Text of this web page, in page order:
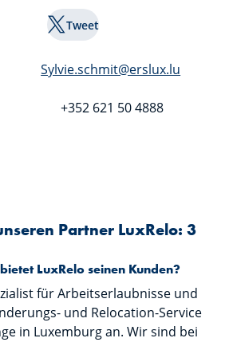
Tweet
Sylvie.schmit@erslux.lu
+352 621 50 4888
Partner LuxRelo: 3
LuxRelo seinen Kunden?
für Arbeitserlaubnisse und
und Relocation-Service
in Luxemburg an. Wir sind bei